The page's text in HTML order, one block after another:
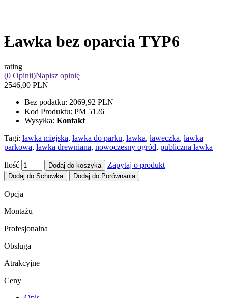
Ławka bez oparcia TYP6
rating
(0 Opinii)Napisz opinię
2546,00 PLN
Bez podatku: 2069,92 PLN
Kod Produktu: PM 5126
Wysyłka: Kontakt
Tagi: ławka miejska, ławka do parku, ławka, ławeczka, ławka
parkowa, ławka drewniana, nowoczesny ogród, publiczna ławka
Ilość Dodaj do koszyka Zapytaj o produkt
Dodaj do Schowka Dodaj do Porównania
Opcja
Montażu
Profesjonalna
Obsługa
Atrakcyjne
Ceny